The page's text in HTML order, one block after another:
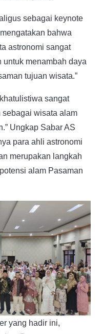
sebagai keynote
bahwa
astronomi sangat
untuk menambah daya
tujuan wisata.”
sangat
wisata alam
Ungkap Sabar AS
para ahli astronomi
merupakan langkah
alam Pasaman
yang hadir ini,